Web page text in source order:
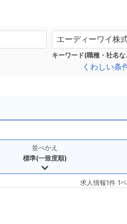
キーワード(職種・社名な
くわしい条
並べかえ
標準(一致度順)
求人情報1件 1